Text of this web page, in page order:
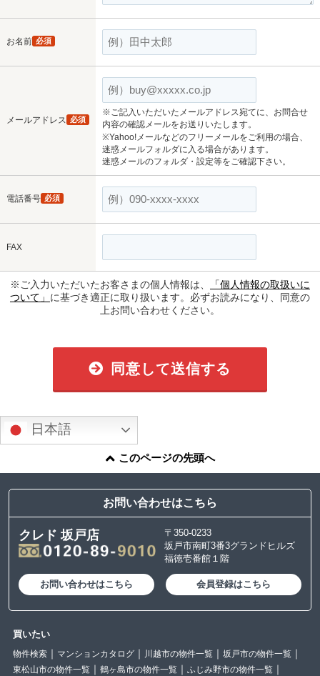
お名前 必須
メールアドレス 必須
※ご記入いただいたメールアドレス宛てに、お問合せ
内容の確認メールをお送りいたします。
※Yahoo!メールなどのフリーメールをご利用の場合、
迷惑メールフォルダに入る場合があります。
迷惑メールのフォルダ・設定等をご確認下さい。
電話番号 必須
FAX
※ご入力いただいたお客さまの個人情報は、
「個人情報の取扱いに
ついて」 に基づき適正に取り扱います。必ずお読みになり、同意の
上お問い合わせください。
同意して送信する
日本語
このページの先頭へ
お問い合わせはこちら
クレド 坂戸店
〒350-0233
坂戸市南町3番3グランドヒルズ
福徳壱番館１階
お問い合わせはこちら 会員登録はこちら
買いたい
物件検索 マンションカタログ 川越市の物件一覧
坂戸市の物件一覧
東松山市の物件一覧
鶴ヶ島市の物件一覧
ふじみ野市の物件一覧